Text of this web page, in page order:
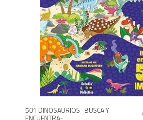
501 DINOSAURIOS -BUSCA Y
ENCUENTRA-